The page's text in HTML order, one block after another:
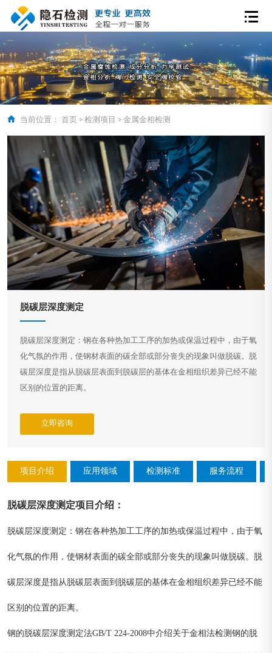
当前位置： 首页 > 检测项目 > 金属金相检测
脱碳层深度测定
脱碳层深度测定：钢在各种热加工工序的加热或保温过程中，由于氧
化气氛的作用，使钢材表面的碳全部或部分丧失的现象叫做脱碳。脱
碳层深度是指从脱碳层表面到脱碳层的基体在金相组织差异已经不能
区别的位置的距离。
立即咨询
项目介绍 应用领域 检测标准 服务流程
脱碳层深度测定项目介绍 ：
脱碳层深度测定：钢在各种热加工工序的加热或保温过程中，由于氧
化气氛的作用，使钢材表面的碳全部或部分丧失的现象叫做脱碳。脱
碳层深度是指从脱碳层表面到脱碳层的基体在金相组织差异已经不能
区别的位置的距离。
钢的脱碳层深度测定法GB/T 224-2008中介绍关于金相法检测钢的脱